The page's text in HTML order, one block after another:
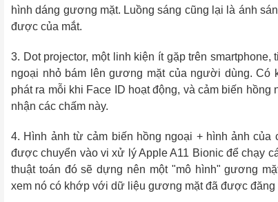
hình dáng gương mặt. Luồng sáng cũng lại là ánh
được của mắt.
3. Dot projector, một linh kiện ít gặp trên smartphone,
ngoại nhỏ bám lên gương mặt của người dùng. Có
phát ra mỗi khi Face ID hoạt động, và cảm biến hồng
nhận các chấm này.
4. Hình ảnh từ cảm biến hồng ngoại + hình ảnh của
được chuyển vào vi xử lý Apple A11 Bionic để chạy
thuật toán đó sẽ dựng nên một "mô hình" gương
xem nó có khớp với dữ liệu gương mặt đã được đăng